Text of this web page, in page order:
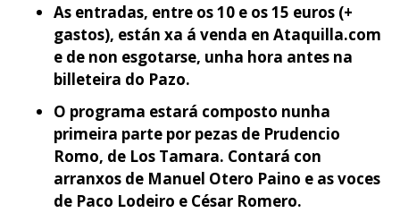
As entradas, entre os 10 e os 15 euros (+
gastos), están xa á venda en Ataquilla.com
e de non esgotarse, unha hora antes na
billeteira do Pazo.
O programa estará composto nunha
primeira parte por pezas de Prudencio
Romo, de Los Tamara. Contará con
arranxos de Manuel Otero Paino e as voces
de Paco Lodeiro e César Romero.